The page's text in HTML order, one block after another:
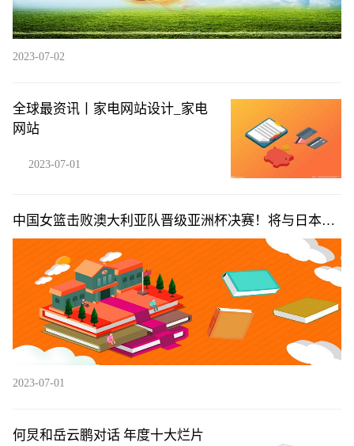
2023-07-02
全球最资讯丨家电网站设计_家电
网站
2023-07-01
中国女篮击败澳大利亚队晋级亚洲杯决赛！将与日本女
篮争冠|每日热闻
2023-07-01
何炅和岳云鹏对话 年度十大烂片